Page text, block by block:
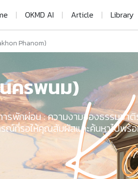
| OKMD AI | Article | Library
Phanom)
ครพนม)
ารพักผ่อน :ความงามของธรรมชา
ณ์ที่รอให้คุณสัมผัสและค้นหาไปพร้